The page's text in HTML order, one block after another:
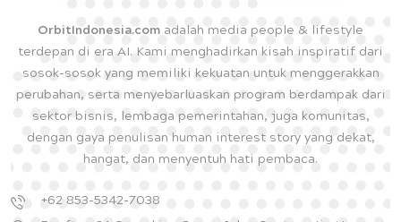
OrbitIndonesia.com adalah media people & lifestyle
terdepan di era AI. Kami menghadirkan kisah inspiratif dari
sosok-sosok yang memiliki kekuatan untuk menggerakkan
perubahan, serta menyebarluaskan program berdampak dari
sektor bisnis, lembaga pemerintahan, juga komunitas,
dengan gaya penulisan human interest story yang dekat,
hangat, dan menyentuh hati pembaca.
+62 853-5342-7038